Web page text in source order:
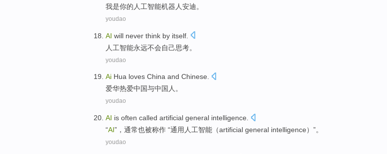
我是你的人工智能机器人安迪。
youdao
AI will never think by itself.
人 工智能永远不会自己思考。
youdao
Ai Hua loves China and Chinese.
爱华热爱中国与中国人。
youdao
AI is often called artificial general intelligence.
“AI”，通常也被称作 “通用人工智能（artificial general intelligence）”。
youdao